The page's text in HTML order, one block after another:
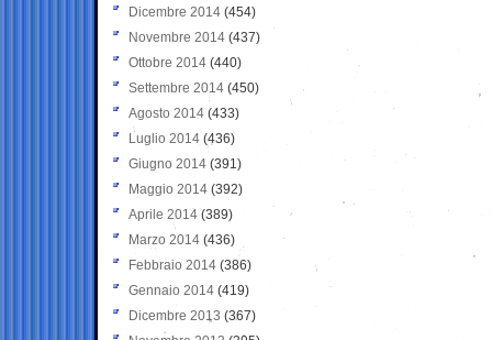
Dicembre 2014 (454)
Novembre 2014 (437)
Ottobre 2014 (440)
Settembre 2014 (450)
Agosto 2014 (433)
Luglio 2014 (436)
Giugno 2014 (391)
Maggio 2014 (392)
Aprile 2014 (389)
Marzo 2014 (436)
Febbraio 2014 (386)
Gennaio 2014 (419)
Dicembre 2013 (367)